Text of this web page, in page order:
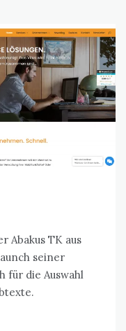
Abakus TK aus
seiner
für die Auswahl